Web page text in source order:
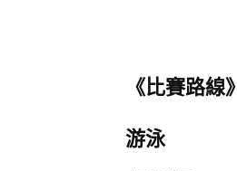
《比賽路線》
游泳